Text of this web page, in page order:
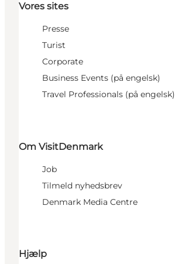
Vores sites
Presse
Turist
Corporate
Business Events (på engelsk)
Travel Professionals (på engelsk)
Om VisitDenmark
Job
Tilmeld nyhedsbrev
Denmark Media Centre
Hjælp